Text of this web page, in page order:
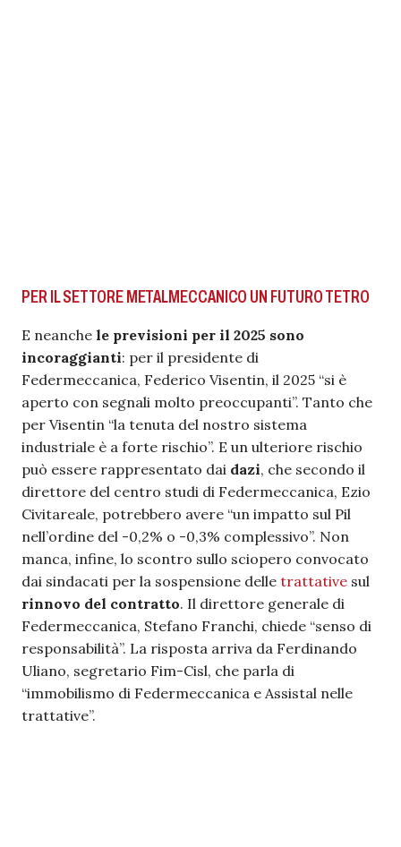
PER IL SETTORE METALMECCANICO UN FUTURO TETRO
E neanche le previsioni per il 2025 sono
incoraggianti: per il presidente di
Federmeccanica, Federico Visentin, il 2025 “si è
aperto con segnali molto preoccupanti”. Tanto che
per Visentin “la tenuta del nostro sistema
industriale è a forte rischio”. E un ulteriore rischio
può essere rappresentato dai dazi, che secondo il
direttore del centro studi di Federmeccanica, Ezio
Civitareale, potrebbero avere “un impatto sul Pil
nell’ordine del -0,2% o -0,3% complessivo”. Non
manca, infine, lo scontro sullo sciopero convocato
dai sindacati per la sospensione delle trattative sul
rinnovo del contratto. Il direttore generale di
Federmeccanica, Stefano Franchi, chiede “senso di
responsabilità”. La risposta arriva da Ferdinando
Uliano, segretario Fim-Cisl, che parla di
“immobilismo di Federmeccanica e Assistal nelle
trattative”.